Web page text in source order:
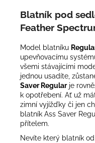
Blatník pod
Feather
Model blatníku
upevňovacímu
všemi stávajícími
jednou usadíte,
Saver Regularje
k opotřebení. Ať už
zimní vyjížďky či jen
blatník Ass Saver
přítelem.
Nevíte který blatník